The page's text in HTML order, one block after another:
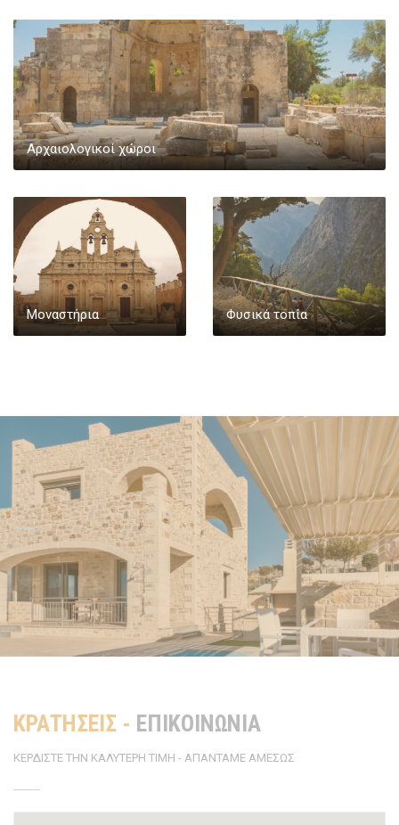
Αρχαιολογικοί χώροι
Μοναστήρια Φυσικά τοπία
ΚΡΑΤΗΣΕΙΣ - ΕΠΙΚΟΙΝΩΝΙΑ
ΚΕΡΔΙΣΤΕ ΤΗΝ ΚΑΛΥΤΕΡΗ ΤΙΜΗ - ΑΠΑΝΤΑΜΕ ΑΜΕΣΩΣ